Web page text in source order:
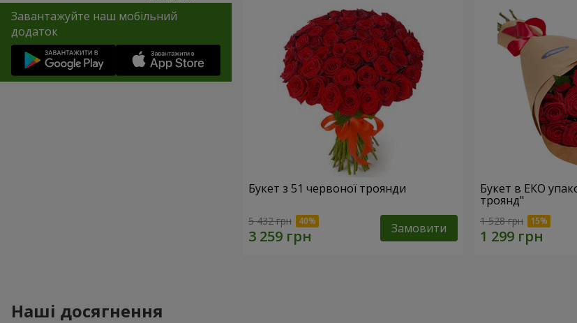
Завантажуйте наш мобільний
додаток
Букет з 51 червоної троянди
5 432 грн Замовити
Букет в ЕКО
троянд"
1 528 грн
Наші досягнення